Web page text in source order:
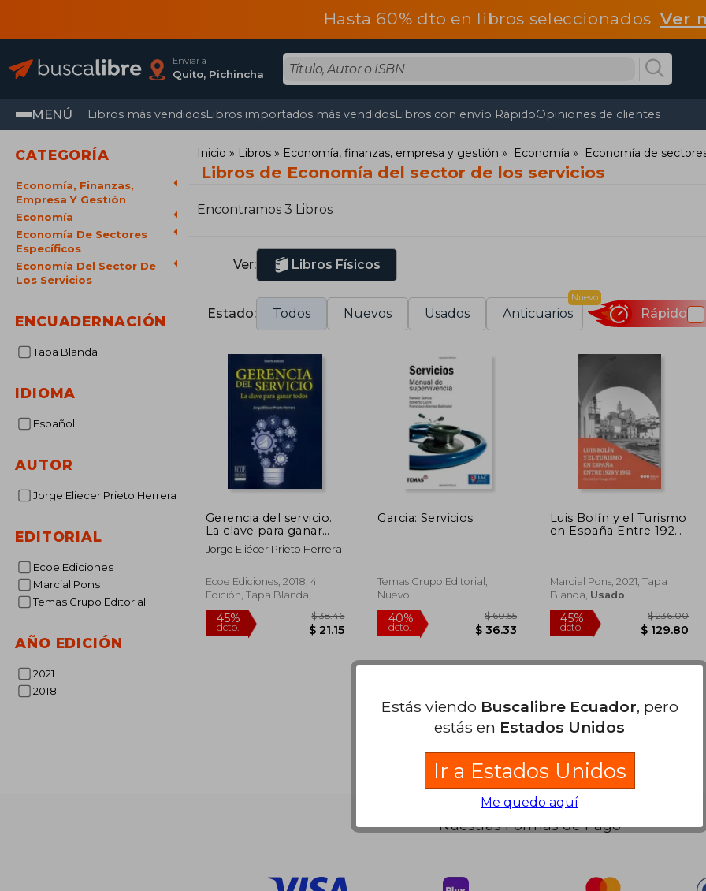
Hasta 60% dto en libros seleccionadosVer
Enviar a
Quito, Pichincha
MENÚ Libros más vendidosLibros importados más vendidosLibros con envío RápidoOpiniones de clientes
CATEGORÍA
Economía, Finanzas,
Empresa Y Gestión
Economía
Economía De Sectores
Específicos
Economía Del Sector De
Los Servicios
ENCUADERNACIÓN
Tapa Blanda
IDIOMA
Español
AUTOR
Jorge Eliecer Prieto Herrera
EDITORIAL
Ecoe Ediciones
Marcial Pons
Temas Grupo Editorial
AÑO EDICIÓN
2021
2018
Inicio Libros Economía, finanzas, empresa y gestión Economía Economía de
Libros de Economía del sector de los servicios
Encontramos 3 Libros
Ver: Libros Físicos
Estado: Todos Nuevos Usados Anticuarios
Nuevo
Rápido
Gerencia del servicio.
La clave para ganar
todos
Jorge Eliécer Prieto Herrera
Ecoe Ediciones, 2018, 4
Edición, Tapa Blanda,
Nuevo
$ 21.15
Garcia: Servicios
Temas Grupo Editorial,
Nuevo
$ 36.33
Luis Bolín y el Turismo
en España Entre 1928
Marcial Pons, 2021, Tapa
Blanda, Usado
Nuestras Formas de Pago
Estás viendo Buscalibre Ecuador, pero
estás en Estados Unidos
Ir a Estados Unidos
Me quedo aquí